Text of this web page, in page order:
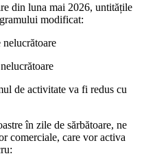
din luna mai 2026, untitățile
modificat:
nelucrătoare
de activitate va fi redus cu
în zile de sărbătoare, ne
comerciale, care vor activa